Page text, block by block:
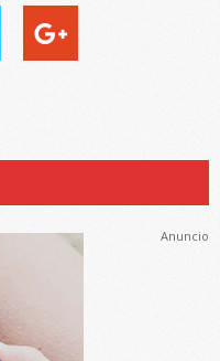
Anuncio